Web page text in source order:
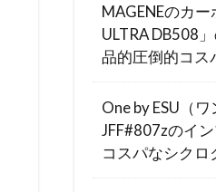
MAGENEのカ
ULTRA DB508
品的圧倒的コス
One by ESU（ワ
JFF#807zのイ
コスパなシクロ